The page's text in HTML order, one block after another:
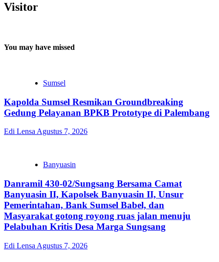
Visitor
You may have missed
Sumsel
Kapolda Sumsel Resmikan Groundbreaking
Gedung Pelayanan BPKB Prototype di Palembang
Edi Lensa Agustus 7, 2026
Banyuasin
Danramil 430-02/Sungsang Bersama Camat
Banyuasin II, Kapolsek Banyuasin II, Unsur
Pemerintahan, Bank Sumsel Babel, dan
Masyarakat gotong royong ruas jalan menuju
Pelabuhan Kritis Desa Marga Sungsang
Edi Lensa Agustus 7, 2026